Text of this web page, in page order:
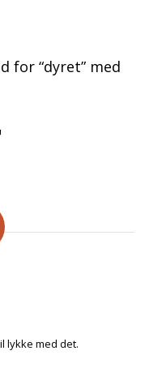
for “dyret” med
lykke med det.